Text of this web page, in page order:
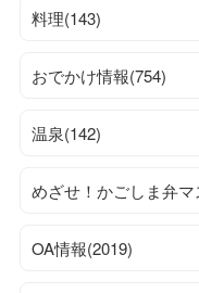
料理(143)
おでかけ情報(754)
温泉(142)
めざせ！かごしま弁マ
OA情報(2019)